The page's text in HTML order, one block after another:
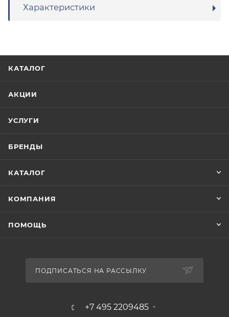
Характеристики
КАТАЛОГ
АКЦИИ
УСЛУГИ
БРЕНДЫ
КАТАЛОГ
КОМПАНИЯ
ПОМОЩЬ
ПОДПИСАТЬСЯ НА РАССЫЛКУ
+7 495 2209485